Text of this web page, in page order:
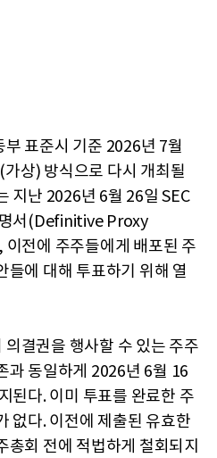
표준시 기준 2026년 7월
상) 방식으로 다시 개최될
지난 2026년 6월 26일 SEC
서(Definitive Proxy
전에 주주들에게 배포된 주
들에 대해 투표하기 위해 열
결권을 행사할 수 있는 주주
과 동일하게 2026년 6월 16
된다. 이미 투표를 완료한 주
없다. 이전에 제출된 유효한
총회 전에 적법하게 철회되지